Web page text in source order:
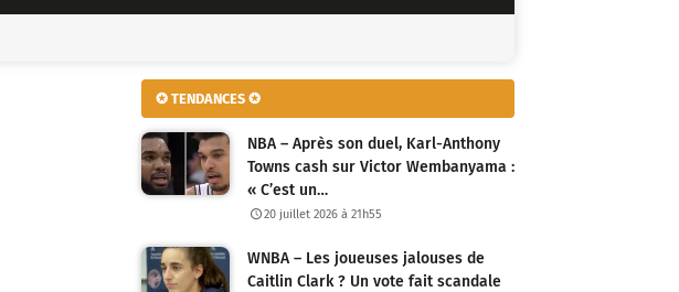
✪ TENDANCES ✪
NBA – Après son duel, Karl-Anthony
Towns cash sur Victor Wembanyama :
« C’est un…
20 juillet 2026 à 21h55
WNBA – Les joueuses jalouses de
Caitlin Clark ? Un vote fait scandale